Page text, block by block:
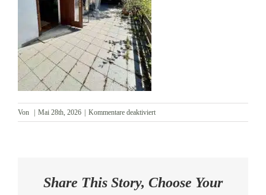
AKTUELLES
KONTAKT
Von Mai 28th, 2026 Kommentare deaktiviertfür
Terrasse
Share This Story, Choose Your